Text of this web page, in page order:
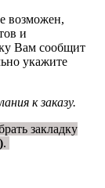
возможен,
и
Вам сообщит
укажите
к заказу.
закладку
.